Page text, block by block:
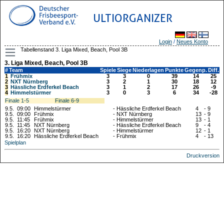
ULTIORGANIZER
Login / Neues Konto
Tabellenstand 3. Liga Mixed, Beach, Pool 3B
3. Liga Mixed, Beach, Pool 3B
#Team SpieleSiege Niederlagen PunkteGegenp. Diff.
1 Frühmix 3 3 0 39 14
25
2 NXT Nürnberg 3 2 1 30 18
12
3 Hässliche Erdferkel Beach 3 1 2 17 26
-9
4 Himmelstürmer 3 0 3 6 34
-28
Finale 1-5
Finale 6-9
9.5.
09:00 Himmelstürmer - Hässliche Erdferkel Beach 4 - 9
9.5.
09:00 Frühmix - NXT Nürnberg 13 - 9
9.5.
11:45 Frühmix - Himmelstürmer 13 - 1
9.5.
11:45 NXT Nürnberg - Hässliche Erdferkel Beach 9 - 4
9.5.
16:20 NXT Nürnberg - Himmelstürmer 12 - 1
9.5.
16:20 Hässliche Erdferkel Beach - Frühmix 4 - 13
Spielplan
Druckversion